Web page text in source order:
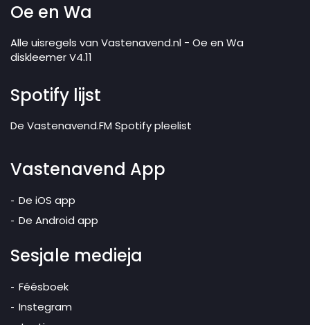
Oe en Wa
Alle uisregels van Vastenavend.nl - Oe en Wa
diskleemer V4.11
Spotify lijst
De Vastenavend.FM Spotify pleelist
Vastenavend App
De iOS app
De Android app
Sesjale medieja
Féésboek
Instegram